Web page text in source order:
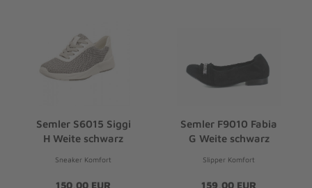
Semler S6015 Siggi
H Weite schwarz
Sneaker Komfort
150,00 EUR
Semler F9010 Fabia
G Weite schwarz
Slipper Komfort
159,00 EUR